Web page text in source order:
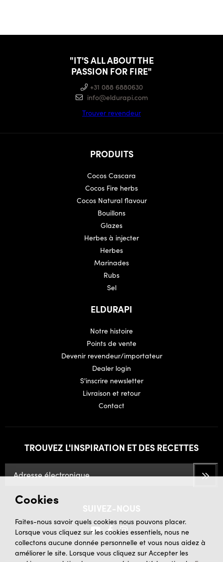
Cookies
Faites-nous savoir quels cookies nous pouvons placer.
Lorsque vous cliquez sur les cookies essentiels, nous ne
collectons aucune donnée personnelle et vous nous aidez à
améliorer le site. Lorsque vous cliquez sur Accepter les
"IT'S ALL ABOUT THE
PASSION FOR FIRE"
+31 088 6880630
info@eldurapi.com
Trouver revendeur
PRODUITS
Cocos Cascara
Cocos Fire herbs
Cocos Natural flavour
Bouillons
Glazes
Herbes à injecter
Herbes
Marinades
Rubs
Sel
ELDURAPI
Notre histoire
Points de vente
Devenir revendeur/importateur
Dealer login
S'inscrire newsletter
Livraison et retour
Contact
TROUVEZ L'INSPIRATION ET DES RECETTES
SUIVEZ-NOUS